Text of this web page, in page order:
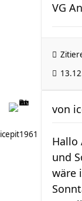
VG
icepit1961
von
Hallo
und
wäre